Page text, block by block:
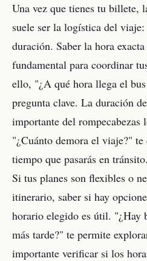
Una vez que tienes tu billete,
suele ser la logística del
duración. Saber la hora
fundamental para coordinar
ello, "¿A qué hora llega el
pregunta clave. La duración
importante del rompecabezas
"¿Cuánto demora el viaje?"
tiempo que pasarás en tránsito.
Si tus planes son flexibles o
itinerario, saber si hay
horario elegido es útil. "¿Hay
más tarde?" te permite
importante verificar si los